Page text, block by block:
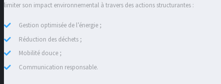
limiter son impact environnemental à travers des actions structurantes :
Gestion optimisée de l’énergie ;
Réduction des déchets ;
Mobilité douce ;
Communication responsable.